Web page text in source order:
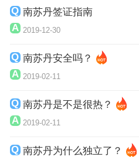
南苏丹签证指南
2019-12-30
南苏丹安全吗？
2019-02-11
南苏丹是不是很热？
2019-02-11
南苏丹为什么独立了？